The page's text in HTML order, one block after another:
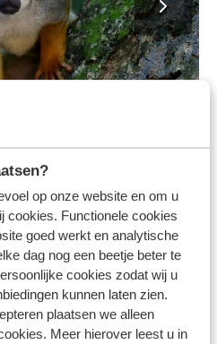
op onze website en om u
cookies. Functionele cookies
goed werkt en analytische
dag nog een beetje beter te
cookies zodat wij u
kunnen laten zien.
plaatsen we alleen
Meer hierover leest u in
the Netherlands can be
in this area is
lovers. A trip to
possible all year round.